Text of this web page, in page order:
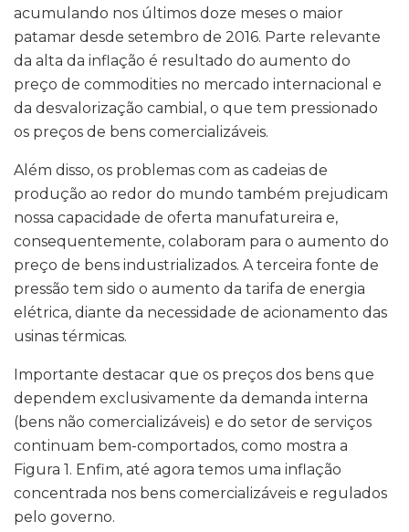
acumulando nos últimos doze meses o maior
patamar desde setembro de 2016. Parte relevante
da alta da inflação é resultado do aumento do
preço de commodities no mercado internacional e
da desvalorização cambial, o que tem pressionado
os preços de bens comercializáveis.
Além disso, os problemas com as cadeias de
produção ao redor do mundo também prejudicam
nossa capacidade de oferta manufatureira e,
consequentemente, colaboram para o aumento do
preço de bens industrializados. A terceira fonte de
pressão tem sido o aumento da tarifa de energia
elétrica, diante da necessidade de acionamento das
usinas térmicas.
Importante destacar que os preços dos bens que
dependem exclusivamente da demanda interna
(bens não comercializáveis) e do setor de serviços
continuam bem-comportados, como mostra a
Figura 1. Enfim, até agora temos uma inflação
concentrada nos bens comercializáveis e regulados
pelo governo.